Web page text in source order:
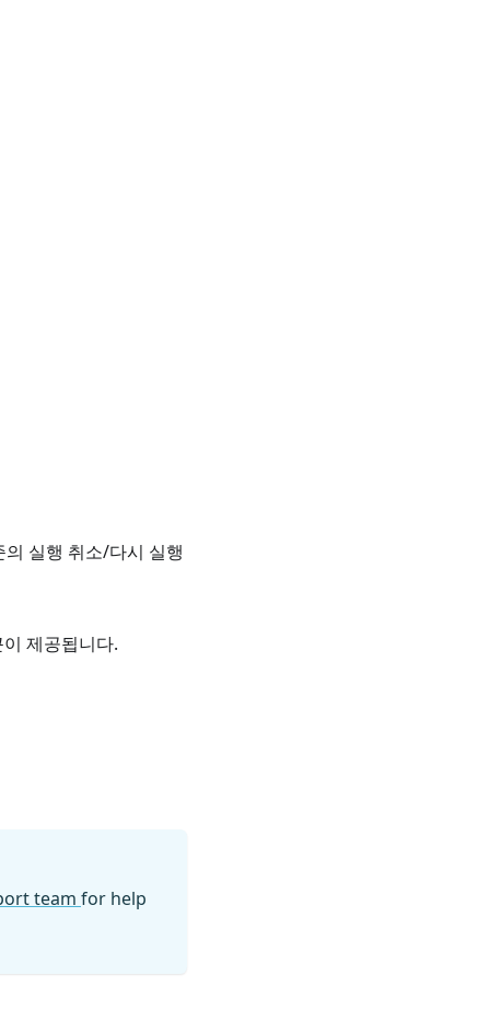
실행 취소/다시 실행
제공됩니다.
team for help